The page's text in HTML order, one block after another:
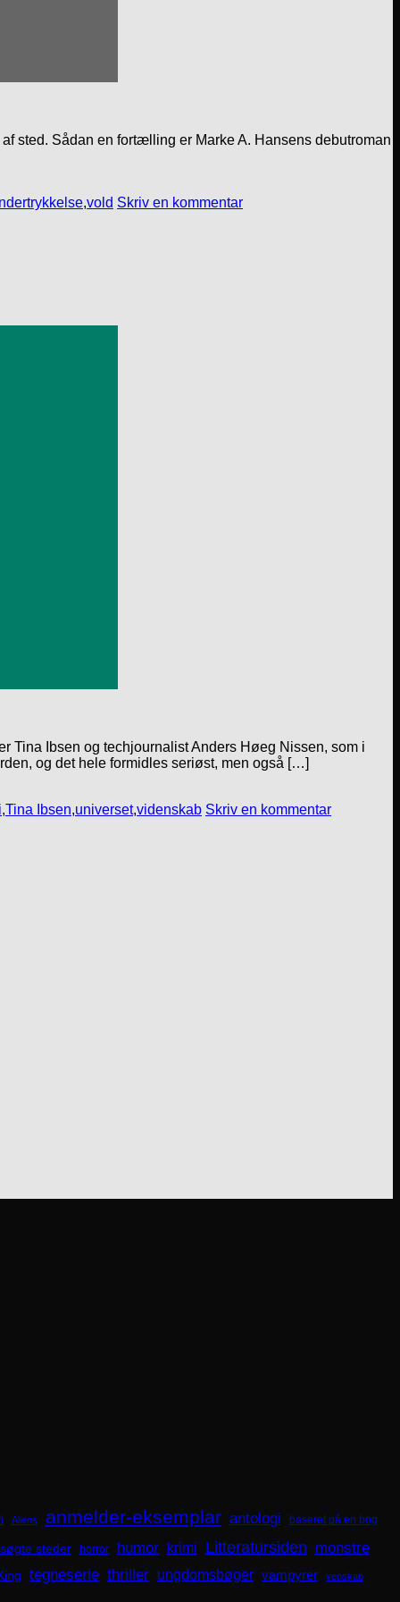
sted. Sådan en fortælling er Marke A. Hansens debutroman
,vold Skriv en kommentar
Tina Ibsen og techjournalist Anders Høeg Nissen, som i
og det hele formidles seriøst, men også […]
,Tina Ibsen,universet,videnskab Skriv en kommentar
Aliens anmelder-eksemplar antologi baseret på en bog
steder horror humor krimi Litteratursiden monstre
tegneserie thriller ungdomsbøger vampyrer venskab